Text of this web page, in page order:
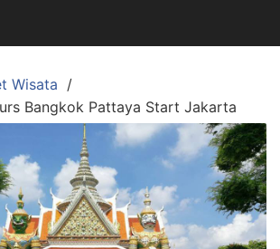
Wisata
Bangkok Pattaya Start Jakarta